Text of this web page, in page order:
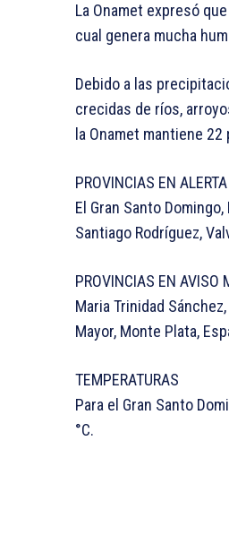
La Onamet expresó
cual genera mucha
Debido a las
crecidas de ríos,
la Onamet mantiene
PROVINCIAS EN
El Gran Santo
Santiago Rodríguez,
PROVINCIAS EN AVISO
Maria Trinidad
Mayor, Monte Plata,
TEMPERATURAS
Para el Gran Santo
°C.